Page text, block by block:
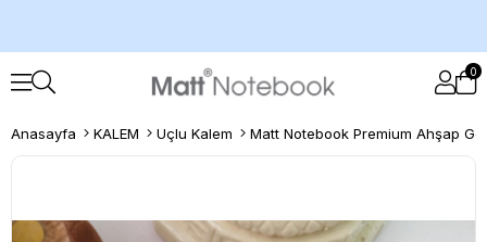
0
Anasayfa KALEM Uçlu Kalem